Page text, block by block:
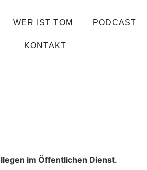
WER IST TOM PODCAST
KONTAKT
im Öffentlichen Dienst.